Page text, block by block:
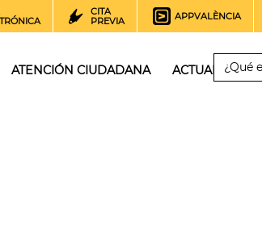
CITA
PREVIA
APPVALÈNCIA
ATENCIÓN CIUDADANA ACTUALIDAD